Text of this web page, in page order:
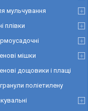
мульчування
плівки
мішки
дощовики і плащі
поліетилену